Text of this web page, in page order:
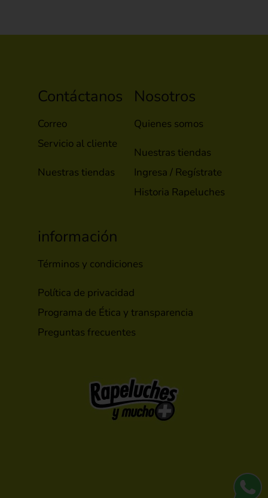
Contáctanos
Correo
Servicio al cliente
Nuestras tiendas
Nosotros
Quienes somos
Nuestras tiendas
Ingresa / Regístrate
Historia Rapeluches
información
Términos y condiciones
Política de privacidad
Programa de Ética y transparencia
Preguntas frecuentes